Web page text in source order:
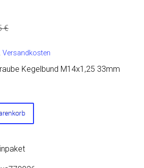
€
Versandkosten
Kegelbund M14x1,25 33mm